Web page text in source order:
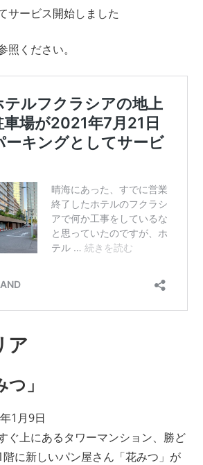
サービス開始しました
ください。
ア
つ」
1月9日
ぐ上にあるタワーマンション、勝ど
に新しいパン屋さん「花みつ」が